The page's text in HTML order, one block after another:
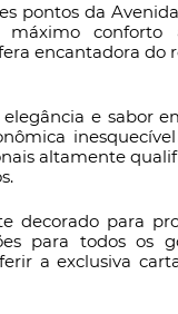
pontos da
máximo
encantadora do
e sabor
altamente
decorado para
para todos os
a exclusiva